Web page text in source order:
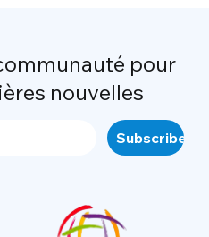
pour
nouvelles